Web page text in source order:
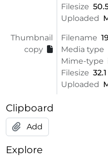
Filesize
Uploaded
Thumbnail
copy
Filename
Media type
Mime-type
Filesize
Uploaded
Clipboard
Add
Explore